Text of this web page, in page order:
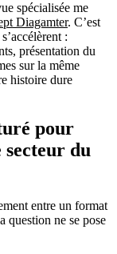
spécialisée me
Diagamter. C’est
:
présentation du
sur la même
histoire dure
pour
du
entre un format
question ne se pose